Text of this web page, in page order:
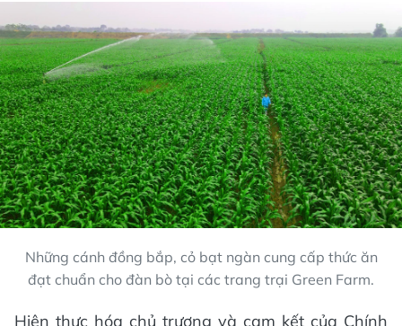
Những cánh đồng bắp, cỏ bạt ngàn cung cấp thức ăn
đạt chuẩn cho đàn bò tại các trang trại Green Farm.
Hiện thực hóa chủ trương và cam kết của Chính